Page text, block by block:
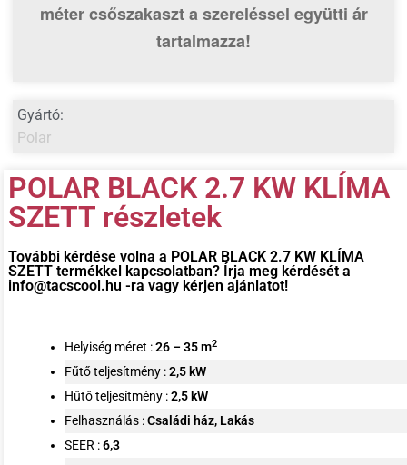
méter csőszakaszta szereléssel együtti ár
tartalmazza!
Gyártó:
Polar
POLAR BLACK 2.7 KW KLÍMA
SZETT részletek
További kérdése volna a POLAR BLACK 2.7 KW KLÍMA
SZETTtermékkel kapcsolatban? Írja meg kérdését a
info@tacscool.hu -ra vagy kérjen ajánlatot!
Helyiség méret :26 – 35 m2
Fűtő teljesítmény :2,5 kW
Hűtő teljesítmény :2,5 kW
Felhasználás :Családi ház, Lakás
SEER :6,3